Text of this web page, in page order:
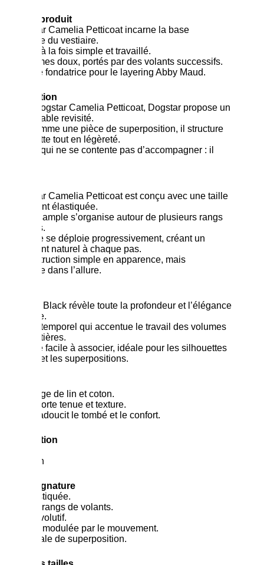
Résumé produit
Le Dogstar Camelia Petticoat incarne la base
essentielle du vestiaire.
Un jupon à la fois simple et travaillé.
Des volumes doux, portés par des volants successifs.
Une pièce fondatrice pour le layering Abby Maud.
Présentation
Avec le Dogstar Camelia Petticoat, Dogstar propose un
indispensable revisité.
Pensé comme une pièce de superposition, il structure
la silhouette tout en légèreté.
Un jupon qui ne se contente pas d’accompagner : il
Le Dogstar Camelia Petticoat est conçu avec une taille
entièrement élastiquée.
Sa coupe ample s’organise autour de plusieurs rangs
de volants.
Le volume se déploie progressivement, créant un
mouvement naturel à chaque pas.
Une construction simple en apparence, mais
essentielle dans l’allure.
Le coloris Black révèle toute la profondeur et l’élégance
du modèle.
Un noir intemporel qui accentue le travail des volumes
et des matières.
Une teinte facile à associer, idéale pour les silhouettes
créatives et les superpositions.
Un mélange de lin et coton.
Le lin apporte tenue et texture.
Le coton adoucit le tombé et le confort.
Composition
45% coton
Détails signature
Taille élastiquée.
Plusieurs rangs de volants.
Volume évolutif.
Longueur modulée par le mouvement.
Pièce idéale de superposition.